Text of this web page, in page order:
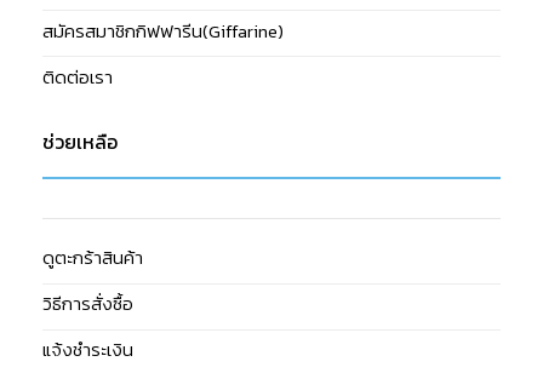
สมัครสมาชิกกิฟฟารีน(Giffarine)
ติดต่อเรา
ช่วยเหลือ
ดูตะกร้าสินค้า
วิธีการสั่งซื้อ
แจ้งชำระเงิน